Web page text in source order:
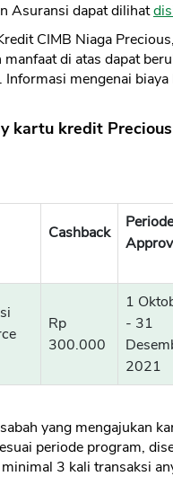
Asuransi dapat dilihat
CIMB Niaga
manfaat di atas dapat
mengenai
kartu kredit
Cashback
Periode
Rp
300.000
1
- 31
2021
yang mengajukan
periode program,
3 kali transaksi